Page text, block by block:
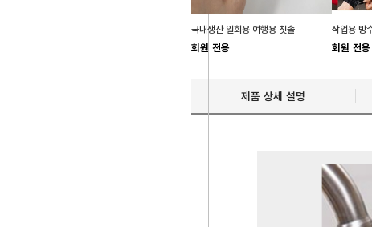
국내생산 일회용 여행용 칫솔
회원 전용 회원 전용
제품 상세 설명